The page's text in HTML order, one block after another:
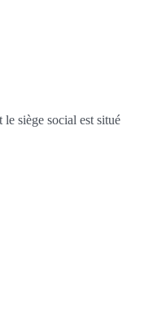
siège social est situé